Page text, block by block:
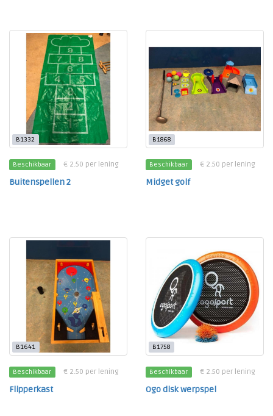
B1332
Beschikbaar € 2.50 per lening
Buitenspellen 2
B1868
Beschikbaar € 2.50 per lening
Midget golf
B1641
Beschikbaar € 2.50 per lening
Flipperkast
B1758
Beschikbaar € 2.50 per lening
Ogo disk werpspel